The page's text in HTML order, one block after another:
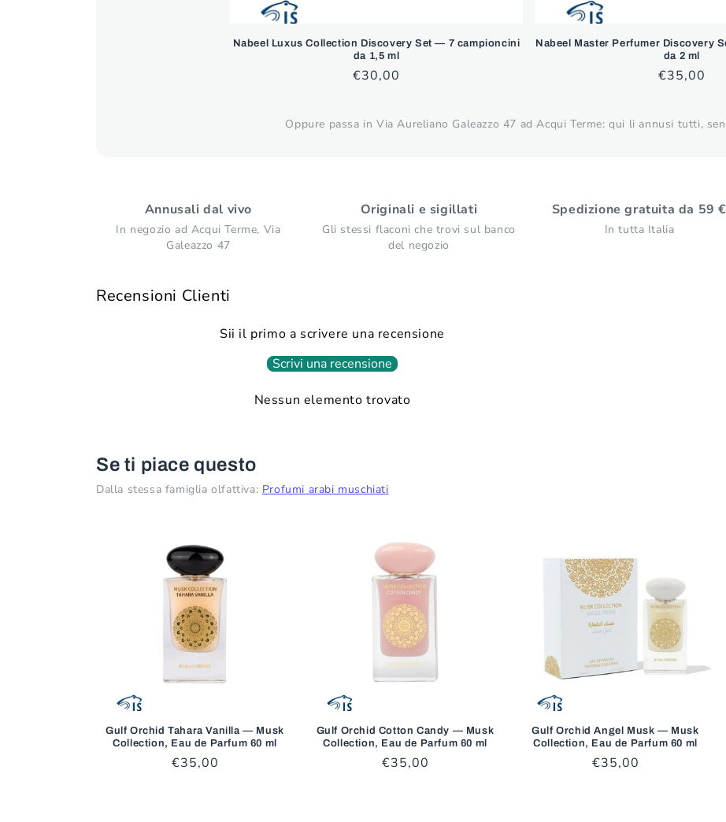
Nabeel Luxus Collection Discovery Set — 7 campioncini
da 1,5 ml
Prezzo
€30,00
Nabeel Master Perfumer Discovery
da 2 ml
Prezzo
€35,00
Oppure passa in Via Aureliano Galeazzo 47 ad Acqui Terme: qui li annusi tutti,
Annusali dal vivo
In negozio ad Acqui Terme, Via
Galeazzo 47
Originali e sigillati
Gli stessi flaconi che trovi sul banco
del negozio
Spedizione gratuita da 59 €
In tutta Italia
Recensioni Clienti
Sii il primo a scrivere una recensione
Scrivi una recensione
Nessun elemento trovato
Se ti piace questo
Dalla stessa famiglia olfattiva: Profumi arabi muschiati
Gulf Orchid Tahara Vanilla — Musk
Collection, Eau de Parfum 60 ml
Prezzo
€35,00
Gulf Orchid Cotton Candy — Musk
Collection, Eau de Parfum 60 ml
Prezzo
€35,00
Gulf Orchid Angel Musk — Musk
Collection, Eau de Parfum 60 ml
Prezzo
€35,00